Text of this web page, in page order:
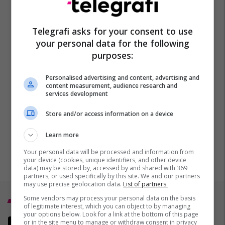
Top 5
Tërmet me magnitudë 4.8
Telegrafi asks for your consent to use
your personal data for the following
purposes:
Personalised advertising and content, advertising and
content measurement, audience research and
services development
Store and/or access information on a device
Learn more
Your personal data will be processed and information from
your device (cookies, unique identifiers, and other device
data) may be stored by, accessed by and shared with 369
partners, or used specifically by this site. We and our partners
may use precise geolocation data. List of partners.
Some vendors may process your personal data on the basis
of legitimate interest, which you can object to by managing
your options below. Look for a link at the bottom of this page
or in the site menu to manage or withdraw consent in privacy